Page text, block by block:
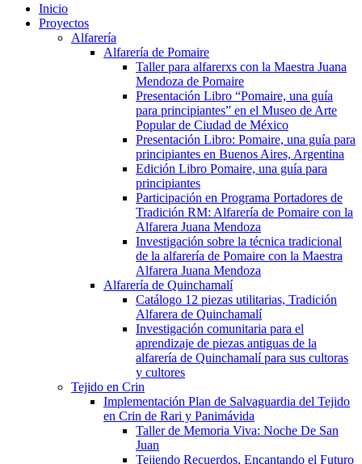
Inicio
Proyectos
Alfarería
Alfarería de Pomaire
Taller para alfarerxs con la Maestra Juana
Mendoza de Pomaire
Presentación Libro “Pomaire, una guía
para principiantes” en el Museo de Arte
Popular de Ciudad de México
Presentación Libro: Pomaire, una guía para
principiantes en Buenos Aires, Argentina
Edición Libro Pomaire, una guía para
principiantes
Participación en Programa Portadores de
Tradición RM: Alfarería de Pomaire con la
Alfarera Juana Mendoza
Investigación sobre la técnica tradicional
de la alfarería de Pomaire con la Maestra
Alfarera Juana Mendoza
Alfarería de Quinchamalí
Catálogo 12 piezas utilitarias, Tradición
Alfarera de Quinchamalí
Investigación comunitaria para el
aprendizaje de piezas antiguas de la
alfarería de Quinchamalí para sus cultoras
y cultores
Tejido en Crin
Implementación Plan de Salvaguardia del Tejido
en Crin de Rari y Panimávida
Taller de Memoria Viva: Noche De San
Juan
Tejiendo Recuerdos, Encantando el Futuro